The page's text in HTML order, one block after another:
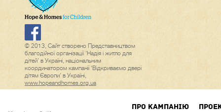
© 2013, Сайт створено Представництвом
благодійної організації ‘Надія і житло для
дітей’ в Україні, національним
координатором кампанії ‘Відкриваємо двері
дітям Європи’ в Україні,
www.hopeandhomes.org.ua
ПРО КАМПАНIЮ